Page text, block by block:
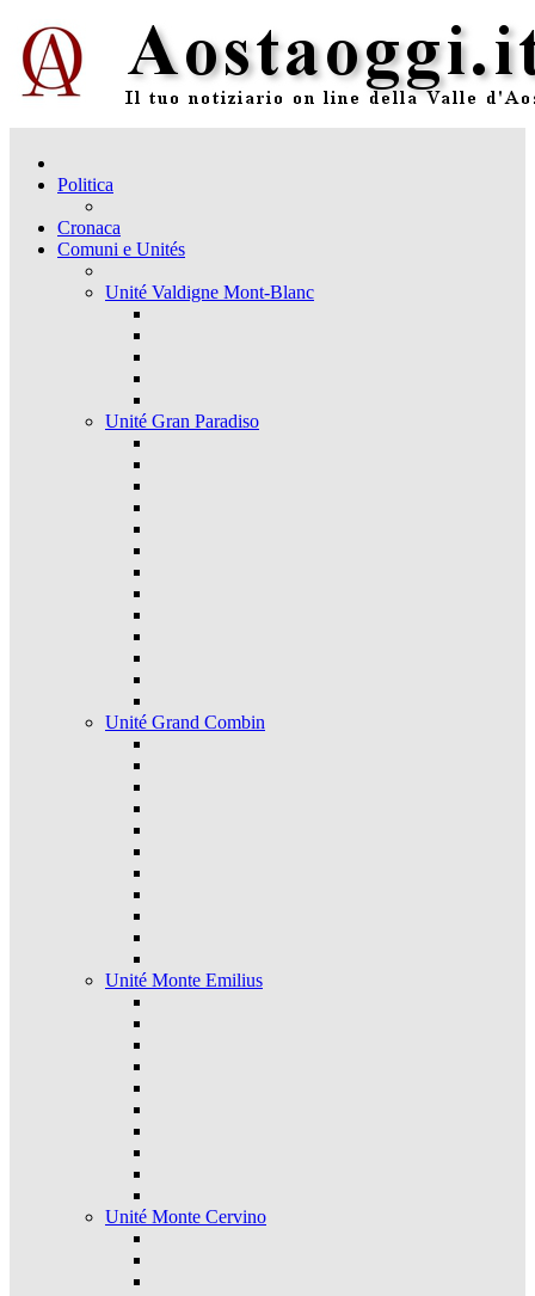
Politica
Cronaca
Comuni e Unités
Unité Valdigne Mont-Blanc
Unité Gran Paradiso
Unité Grand Combin
Unité Monte Emilius
Unité Monte Cervino